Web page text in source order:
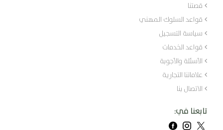
قصتنا
قواعد السلوك المهني
سياسة التسجيل
قواعد الخدمات
الأسئلة والأجوبة
علاماتنا التجارية
الاتصال بنا
تابعنا في: